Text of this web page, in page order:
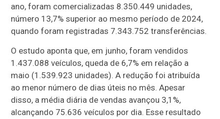
ano, foram comercializadas 8.350.449 unidades,
número 13,7% superior ao mesmo período de 2024,
quando foram registradas 7.343.752 transferências.
O estudo aponta que, em junho, foram vendidos
1.437.088 veículos, queda de 6,7% em relação a
maio (1.539.923 unidades). A redução foi atribuída
ao menor número de dias úteis no mês. Apesar
disso, a média diária de vendas avançou 3,1%,
alcançando 75.636 veículos por dia. Esse resultado